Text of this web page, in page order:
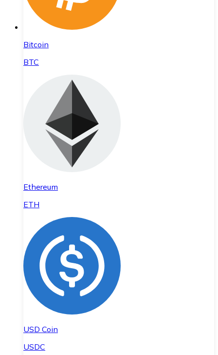
Bitcoin
BTC
Ethereum
ETH
USD Coin
USDC